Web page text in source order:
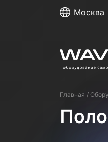
Москва
Главная